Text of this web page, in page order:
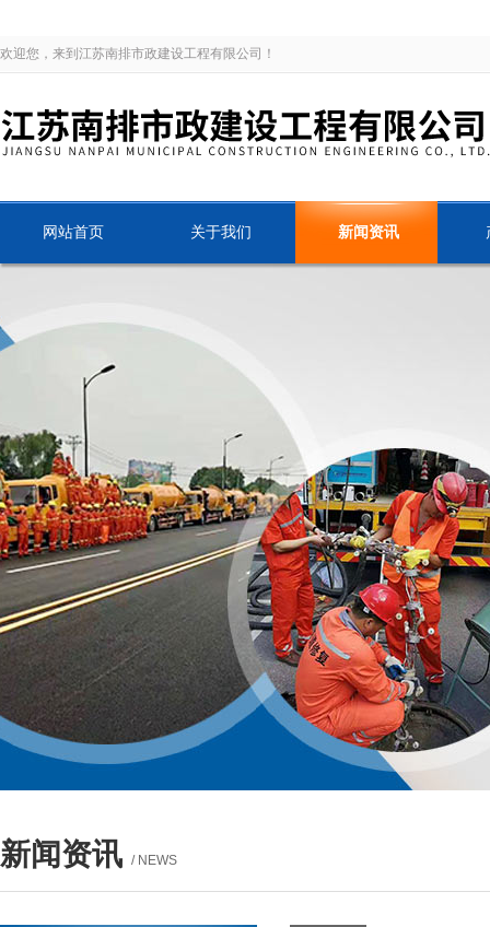
欢迎您，来到江苏南排市政建设工程有限公司！
网站首页 关于我们 新闻资讯
新闻资讯 / NEWS